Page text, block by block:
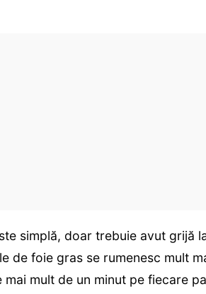
simplă, doar trebuie avut grijă
de foie gras se rumenesc mult
mai mult de un minut pe fiecare